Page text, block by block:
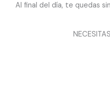
Al final del día, te quedas